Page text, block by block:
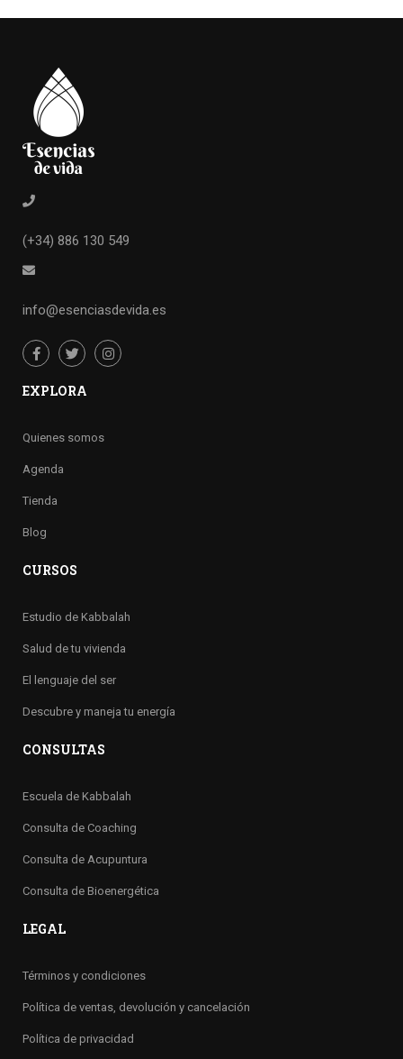
(+34) 886 130 549
info@esenciasdevida.es
EXPLORA
Quienes somos
Agenda
Tienda
Blog
CURSOS
Estudio de Kabbalah
Salud de tu vivienda
El lenguaje del ser
Descubre y maneja tu energía
CONSULTAS
Escuela de Kabbalah
Consulta de Coaching
Consulta de Acupuntura
Consulta de Bioenergética
LEGAL
Términos y condiciones
Política de ventas, devolución y cancelación
Política de privacidad